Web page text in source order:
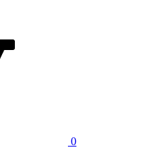
0